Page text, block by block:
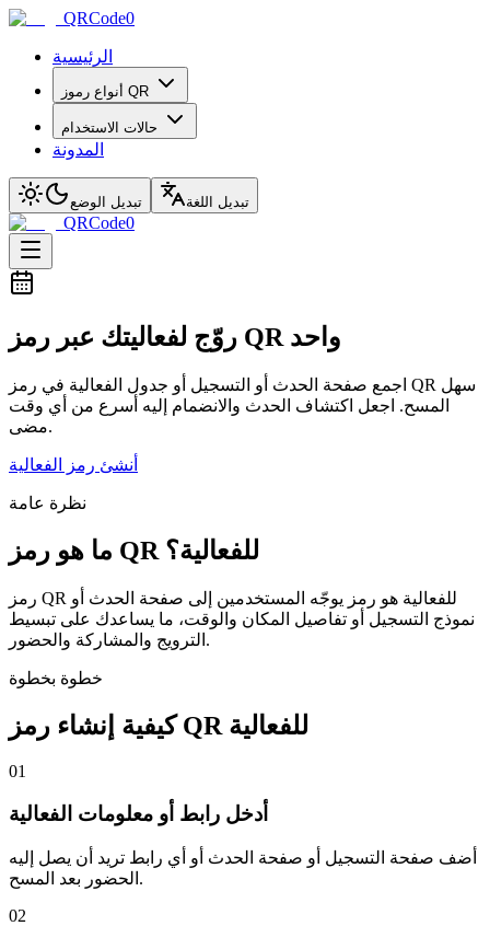
QRCode0
الرئيسية
أنواع رموز QR
حالات الاستخدام
المدونة
تبديل الوضع تبديل اللغة
QRCode0
روّج لفعاليتك عبر رمز QR واحد
اجمع صفحة الحدث أو التسجيل أو جدول الفعالية في رمز QR سهل
المسح. اجعل اكتشاف الحدث والانضمام إليه أسرع من أي وقت
مضى.
أنشئ رمز الفعالية
نظرة عامة
ما هو رمز QR للفعالية؟
رمز QR للفعالية هو رمز يوجّه المستخدمين إلى صفحة الحدث أو
نموذج التسجيل أو تفاصيل المكان والوقت، ما يساعدك على تبسيط
الترويج والمشاركة والحضور.
خطوة بخطوة
كيفية إنشاء رمز QR للفعالية
01
أدخل رابط أو معلومات الفعالية
أضف صفحة التسجيل أو صفحة الحدث أو أي رابط تريد أن يصل إليه
الحضور بعد المسح.
02